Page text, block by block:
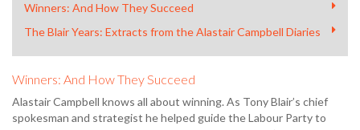
Winners: And How They Succeed
The Blair Years: Extracts from the Alastair Campbell Diaries
Winners: And How They Succeed
Alastair Campbell knows all about winning. As Tony Blair’s chief
spokesman and strategist he helped guide the Labour Party to